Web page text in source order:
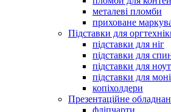
металеві пломби
приховане
Підставки для
підставки для ніг
підставки для
підставки для
підставки для
копіхолдери
Презентаційне